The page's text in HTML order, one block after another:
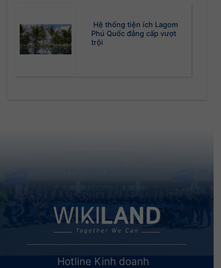
Hệ thống tiện ích Lagom
Phú Quốc đẳng cấp vượt
trội
Hotline Kinh doanh